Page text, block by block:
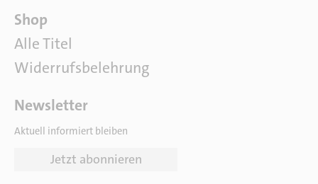
P
a
r
t
e
Shop
Alle Titel
Widerrufsbelehrung
Newsletter
Aktuell informiert bleiben
Jetzt abonnieren